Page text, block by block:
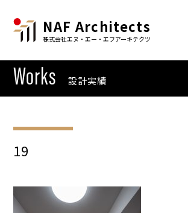
NAF Architects
株式会社エヌ・エー・エフアーキテクツ
Works 設計実績
19